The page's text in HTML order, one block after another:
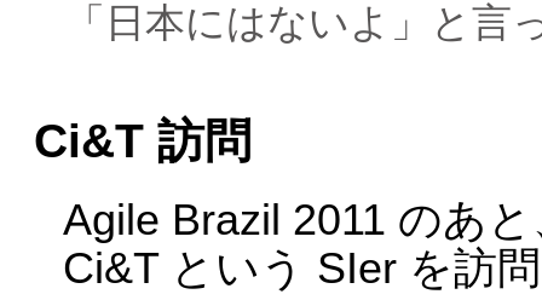
「日本にはないよ」と
Ci&T 訪問
Agile Brazil 2011 のあ
Ci&T という SIer を訪